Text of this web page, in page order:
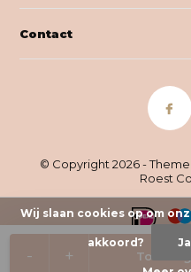
+
-
Contact
© Copyright 2026 -
Roest
Wij slaan cookies op om
akkoord? Ja